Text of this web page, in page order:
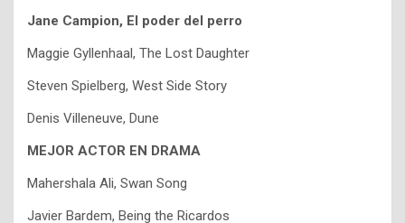
Jane Campion, El poder del perro
Maggie Gyllenhaal, The Lost Daughter
Steven Spielberg, West Side Story
Denis Villeneuve, Dune
MEJOR ACTOR EN DRAMA
Mahershala Ali, Swan Song
Javier Bardem, Being the Ricardos